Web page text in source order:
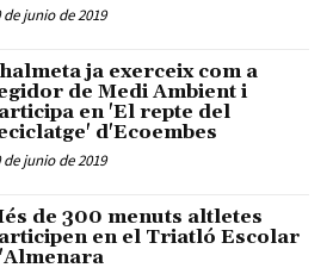
de junio de 2019
ja exerceix com a
de Medi Ambient i
en 'El repte del
d'Ecoembes
de junio de 2019
de 300 menuts altletes
en el Triatló Escolar